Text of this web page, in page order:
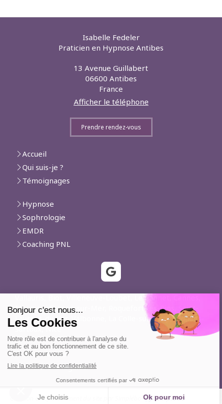
Isabelle Fedeler
Praticien en Hypnose Antibes
13 Avenue Guillabert
06600 Antibes
France
Afficher le téléphone
Prendre rendez-vous
Accueil
Qui suis-je ?
Témoignages
Hypnose
Sophrologie
EMDR
Coaching PNL
Vallauris, Biot, Villeneuve-Loubet, Le Cannet, Cannes,
Mougins, Cagnes-sur-Mer, Roquefort-les-Pins, Saint-
Laurent-du-Var, Valbonne, La Colle-sur-Loup, Mouans-
Sartoux, Nice
Plan du site
Mentions légales
Création et référencement du site par Simplébo